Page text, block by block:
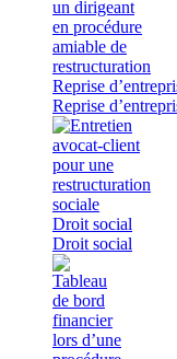
Reprise
Reprise
Droit social
Droit social